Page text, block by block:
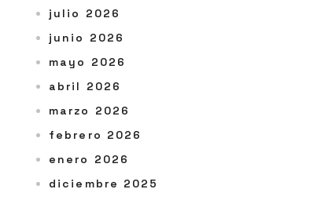
julio 2026
junio 2026
mayo 2026
abril 2026
marzo 2026
febrero 2026
enero 2026
diciembre 2025